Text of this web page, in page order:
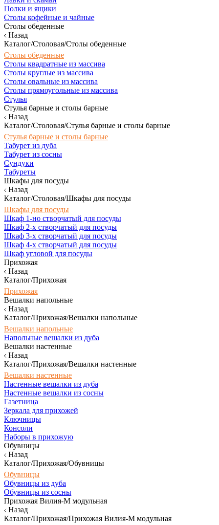
Полки и ящики
Столы кофейные и чайные
Столы обеденные
Назад
Каталог/Столовая/Столы обеденные
Столы обеденные
Столы квадратные из массива
Столы круглые из массива
Столы овальные из массива
Столы прямоугольные из массива
Стулья
Стулья барные и столы барные
Назад
Каталог/Столовая/Стулья барные и столы барные
Стулья барные и столы барные
Табурет из дуба
Табурет из сосны
Сундуки
Табуреты
Шкафы для посуды
Назад
Каталог/Столовая/Шкафы для посуды
Шкафы для посуды
Шкаф 1-но створчатый для посуды
Шкаф 2-х створчатый для посуды
Шкаф 3-х створчатый для посуды
Шкаф 4-х створчатый для посуды
Шкаф угловой для посуды
Прихожая
Назад
Каталог/Прихожая
Прихожая
Вешалки напольные
Назад
Каталог/Прихожая/Вешалки напольные
Вешалки напольные
Напольные вешалки из дуба
Вешалки настенные
Назад
Каталог/Прихожая/Вешалки настенные
Вешалки настенные
Настенные вешалки из дуба
Настенные вешалки из сосны
Газетница
Зеркала для прихожей
Ключницы
Консоли
Наборы в прихожую
Обувницы
Назад
Каталог/Прихожая/Обувницы
Обувницы
Обувницы из дуба
Обувницы из сосны
Прихожая Вилия-М модульная
Назад
Каталог/Прихожая/Прихожая Вилия-М модульная